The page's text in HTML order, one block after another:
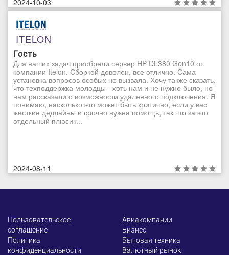
2024-10-03
ITELON
Гость
Для наших задач приобрели сервер HP DL380 Gen10 от
компании Itelon. Сборкой доволен, все отлично. Сама
установка вопросов особых не вызвала. Хочу также сказать,
что техподдержка молодцы - хоть нам и не нужно было, но
нам рассказали о возможности удаленного подключения. Я
понимаю, насколько это может быть критично, если у вас
жесткие дедлайны и срочно нужна помощь, так что за это
отдельный плюсик...
2024-08-11
Пользовательское
соглашение
Политика
конфиденциальности
Авиакомпании
Бизнес
Бытовая техника
Валютный рынок